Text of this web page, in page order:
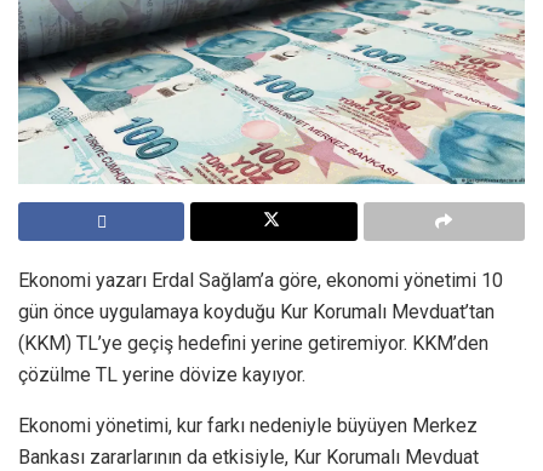
Ekonomi yazarı Erdal Sağlam’a göre, ekonomi yönetimi 10
gün önce uygulamaya koyduğu Kur Korumalı Mevduat’tan
(KKM) TL’ye geçiş hedefini yerine getiremiyor. KKM’den
çözülme TL yerine dövize kayıyor.
Ekonomi yönetimi, kur farkı nedeniyle büyüyen Merkez
Bankası zararlarının da etkisiyle, Kur Korumalı Mevduat